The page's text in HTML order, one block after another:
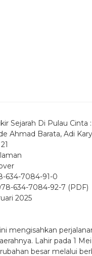
Sejarah Di Pulau
Ahmad Barata, Adi
634-7084-91-0
634-7084-92-7 (PDF)
2025
mengisahkan
Lahir pada 1
besar melalui